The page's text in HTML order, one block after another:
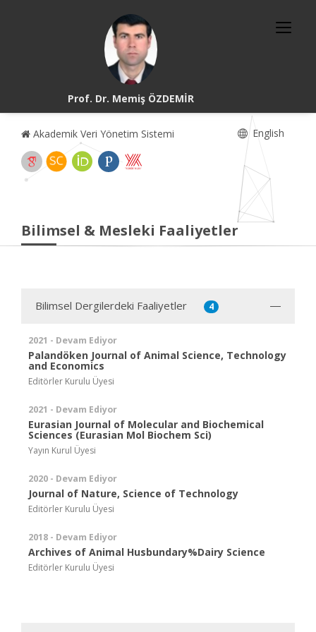
Prof. Dr. Memiş ÖZDEMİR
Akademik Veri Yönetim Sistemi English
Bilimsel & Mesleki Faaliyetler
Bilimsel Dergilerdeki Faaliyetler 4
2021 - Devam Ediyor
Palandöken Journal of Animal Science, Technology
and Economics
Editörler Kurulu Üyesi
2021 - Devam Ediyor
Eurasian Journal of Molecular and Biochemical
Sciences (Eurasian Mol Biochem Sci)
Yayın Kurul Üyesi
2020 - Devam Ediyor
Journal of Nature, Science of Technology
Editörler Kurulu Üyesi
2018 - Devam Ediyor
Archives of Animal Husbundary%Dairy Science
Editörler Kurulu Üyesi